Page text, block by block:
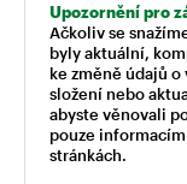
Upozornění pro
Ačkoliv se
byly aktuální,
ke změně údajů
složení nebo
abyste věnovali
pouze
stránkách.